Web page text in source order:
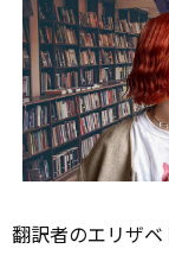
翻訳者のエリザ